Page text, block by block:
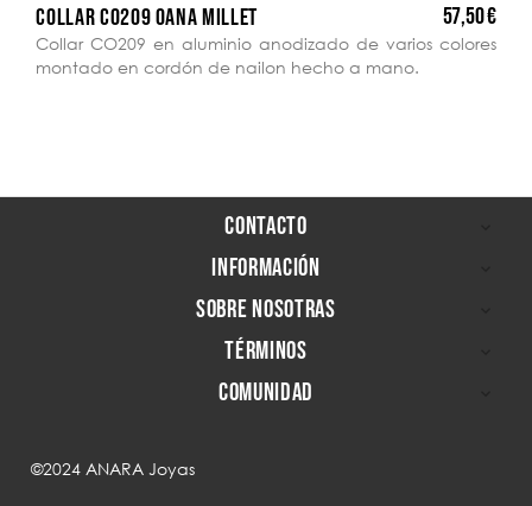
COLLAR CO209 OANA MILLET 57,50 €
Collar CO209 en aluminio anodizado de varios colores
montado en cordón de nailon hecho a mano.
CONTACTO
INFORMACIÓN
SOBRE NOSOTRAS
TÉRMINOS
COMUNIDAD
©2024 ANARA Joyas